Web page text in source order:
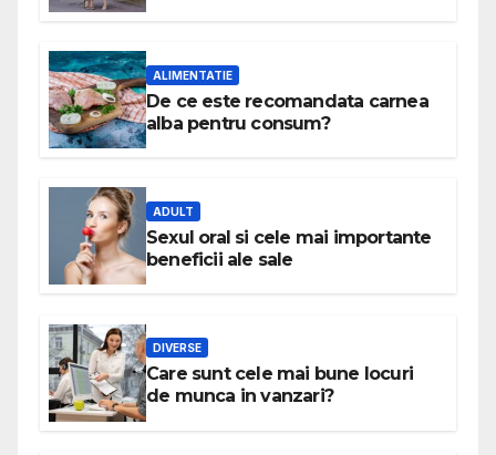
ALIMENTATIE
De ce este recomandata carnea
alba pentru consum?
ADULT
Sexul oral si cele mai importante
beneficii ale sale
DIVERSE
Care sunt cele mai bune locuri
de munca in vanzari?